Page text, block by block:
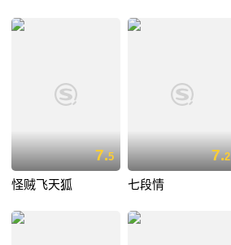
7.5
怪贼飞天狐
7.2
七段情